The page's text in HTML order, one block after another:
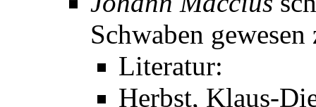
Schwaben gewesen
Literatur:
Herbst, Klaus-